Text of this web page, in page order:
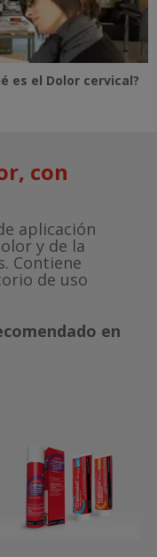
es el Dolor cervical?
con
aplicación
y de la
Contiene
de uso
en